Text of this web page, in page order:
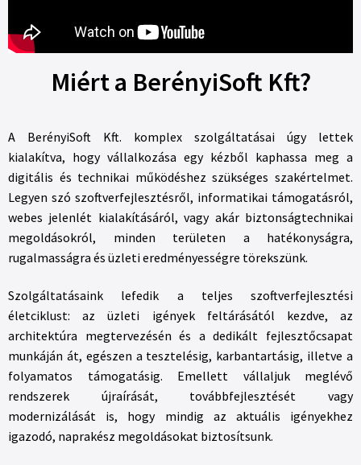
Miért a BerényiSoft Kft?
A BerényiSoft Kft. komplex szolgáltatásai úgy lettek
kialakítva, hogy vállalkozása egy kézből kaphassa meg a
digitális és technikai működéshez szükséges szakértelmet.
Legyen szó szoftverfejlesztésről, informatikai támogatásról,
webes jelenlét kialakításáról, vagy akár biztonságtechnikai
megoldásokról, minden területen a hatékonyságra,
rugalmasságra és üzleti eredményességre törekszünk.
Szolgáltatásaink lefedik a teljes szoftverfejlesztési
életciklust: az üzleti igények feltárásától kezdve, az
architektúra megtervezésén és a dedikált fejlesztőcsapat
munkáján át, egészen a tesztelésig, karbantartásig, illetve a
folyamatos támogatásig. Emellett vállaljuk meglévő
rendszerek újraírását, továbbfejlesztését vagy
modernizálását is, hogy mindig az aktuális igényekhez
igazodó, naprakész megoldásokat biztosítsunk.